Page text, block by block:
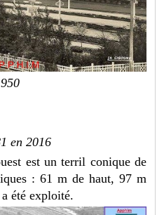
en 2016
est un terril conique de
: 61 m de haut, 97 m
été exploité.